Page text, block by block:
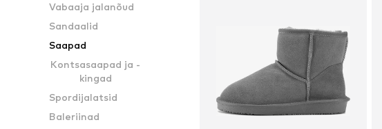
Vabaaja jalanõud
Sandaalid
Saapad
Kontsasaapad ja -
kingad
Spordijalatsid
Baleriinad